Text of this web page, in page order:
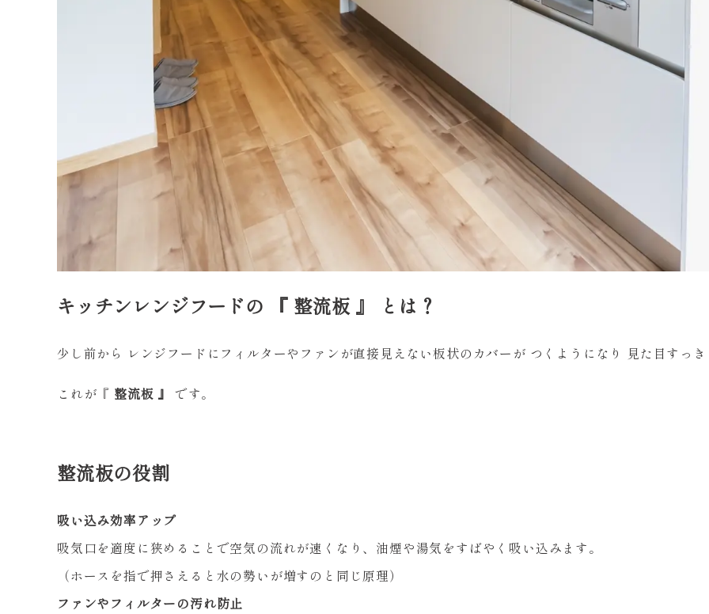
キッチンレンジフードの 『 整流板 』 とは？
少し前から レンジフードにフィルターやファンが直接見えない板状のカバーが つくようになり 見た目すっき
これが『 整流板 』 です。
整流板の役割
吸い込み効率アップ
吸気口を適度に狭めることで空気の流れが速くなり、油煙や湯気をすばやく吸い込みます。
（ホースを指で押さえると水の勢いが増すのと同じ原理）
ファンやフィルターの汚れ防止